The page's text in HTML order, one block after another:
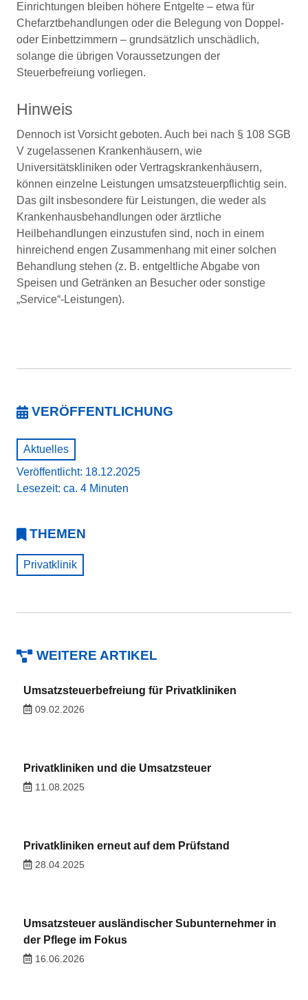
Einrichtungen bleiben höhere Entgelte – etwa für
Chefarztbehandlungen oder die Belegung von Doppel-
oder Einbettzimmern – grundsätzlich unschädlich,
solange die übrigen Voraussetzungen der
Steuerbefreiung vorliegen.
Hinweis
Dennoch ist Vorsicht geboten. Auch bei nach § 108 SGB
V zugelassenen Krankenhäusern, wie
Universitätskliniken oder Vertragskrankenhäusern,
können einzelne Leistungen umsatzsteuerpflichtig sein.
Das gilt insbesondere für Leistungen, die weder als
Krankenhausbehandlungen oder ärztliche
Heilbehandlungen einzustufen sind, noch in einem
hinreichend engen Zusammenhang mit einer solchen
Behandlung stehen (z. B. entgeltliche Abgabe von
Speisen und Getränken an Besucher oder sonstige
„Service“-Leistungen).
VERÖFFENTLICHUNG
Aktuelles
Veröffentlicht: 18.12.2025
Lesezeit: ca. 4 Minuten
THEMEN
Privatklinik
WEITERE ARTIKEL
Umsatzsteuerbefreiung für Privatkliniken
09.02.2026
Privatkliniken und die Umsatzsteuer
11.08.2025
Privatkliniken erneut auf dem Prüfstand
28.04.2025
Umsatzsteuer ausländischer Subunternehmer in
der Pflege im Fokus
16.06.2026